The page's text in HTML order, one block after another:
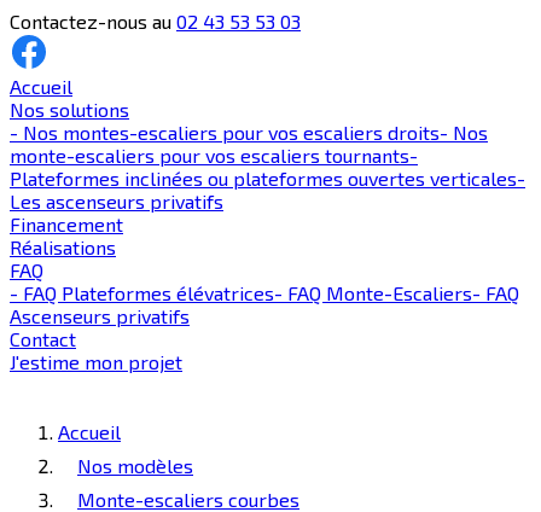
Contactez-nous au 02 43 53 53 03
Accueil
Nos solutions
- Nos montes-escaliers pour vos escaliers droits- Nos
monte-escaliers pour vos escaliers tournants-
Plateformes inclinées ou plateformes ouvertes verticales-
Les ascenseurs privatifs
Financement
Réalisations
FAQ
- FAQ Plateformes élévatrices- FAQ Monte-Escaliers- FAQ
Ascenseurs privatifs
Contact
J'estime mon projet
Accueil
Nos modèles
Monte-escaliers courbes